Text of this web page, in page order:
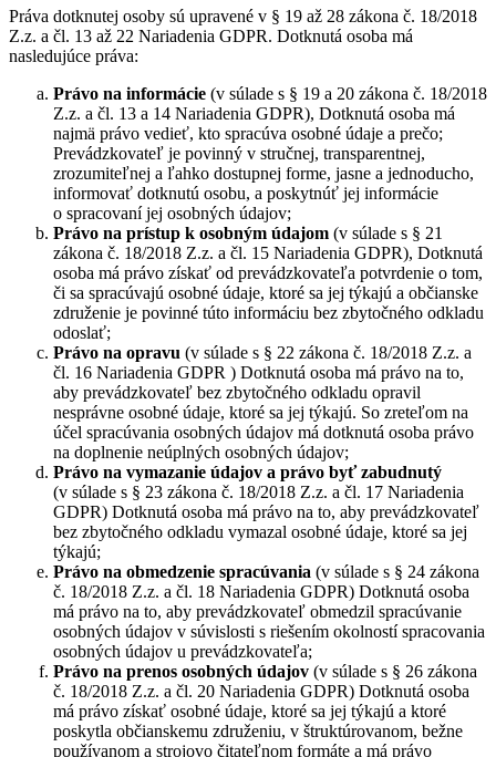
Práva dotknutej osoby sú upravené v § 19 až 28 zákona č. 18/2018
Z.z. a čl. 13 až 22 Nariadenia GDPR. Dotknutá osoba má
nasledujúce práva:
Právo na informácie (v súlade s § 19 a 20 zákona č. 18/2018
Z.z. a čl. 13 a 14 Nariadenia GDPR), Dotknutá osoba má
najmä právo vedieť, kto spracúva osobné údaje a prečo;
Prevádzkovateľ je povinný v stručnej, transparentnej,
zrozumiteľnej a ľahko dostupnej forme, jasne a jednoducho,
informovať dotknutú osobu, a poskytnúť jej informácie
o spracovaní jej osobných údajov;
Právo na prístup k osobným údajom (v súlade s § 21
zákona č. 18/2018 Z.z. a čl. 15 Nariadenia GDPR), Dotknutá
osoba má právo získať od prevádzkovateľa potvrdenie o tom,
či sa spracúvajú osobné údaje, ktoré sa jej týkajú a občianske
združenie je povinné túto informáciu bez zbytočného odkladu
odoslať;
Právo na opravu (v súlade s § 22 zákona č. 18/2018 Z.z. a
čl. 16 Nariadenia GDPR ) Dotknutá osoba má právo na to,
aby prevádzkovateľ bez zbytočného odkladu opravil
nesprávne osobné údaje, ktoré sa jej týkajú. So zreteľom na
účel spracúvania osobných údajov má dotknutá osoba právo
na doplnenie neúplných osobných údajov;
Právo na vymazanie údajov a právo byť zabudnutý
(v súlade s § 23 zákona č. 18/2018 Z.z. a čl. 17 Nariadenia
GDPR) Dotknutá osoba má právo na to, aby prevádzkovateľ
bez zbytočného odkladu vymazal osobné údaje, ktoré sa jej
týkajú;
Právo na obmedzenie spracúvania (v súlade s § 24 zákona
č. 18/2018 Z.z. a čl. 18 Nariadenia GDPR) Dotknutá osoba
má právo na to, aby prevádzkovateľ obmedzil spracúvanie
osobných údajov v súvislosti s riešením okolností spracovania
osobných údajov u prevádzkovateľa;
Právo na prenos osobných údajov (v súlade s § 26 zákona
č. 18/2018 Z.z. a čl. 20 Nariadenia GDPR) Dotknutá osoba
má právo získať osobné údaje, ktoré sa jej týkajú a ktoré
poskytla občianskemu združeniu, v štruktúrovanom, bežne
používanom a strojovo čitateľnom formáte a má právo